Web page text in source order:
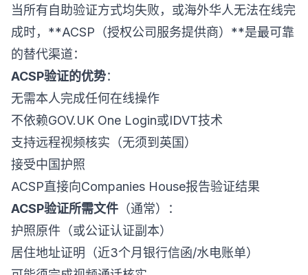
当所有自助验证方式均失败，或海外华人无法在线完
成时，**ACSP（授权公司服务提供商）**是最可靠
的替代渠道：
ACSP验证的优势：
无需本人完成任何在线操作
不依赖GOV.UK One Login或IDVT技术
支持远程视频核实（无须到英国）
接受中国护照
ACSP直接向Companies House报告验证结果
ACSP验证所需文件 （通常）：
护照原件（或公证认证副本）
居住地址证明（近3个月银行信函/水电账单）